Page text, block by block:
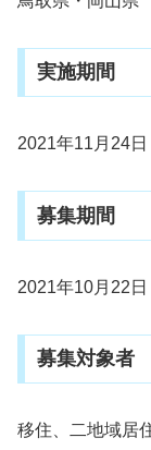
実施期間
2021年11月24日
募集期間
2021年10月22日
募集対象者
移住、二地域居